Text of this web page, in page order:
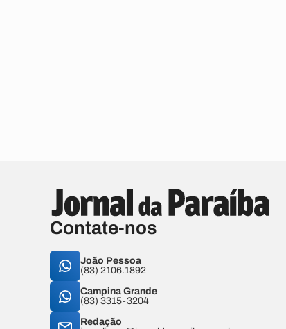
Contate-nos
João Pessoa
(83) 2106.1892
Campina Grande
(83) 3315-3204
Redação